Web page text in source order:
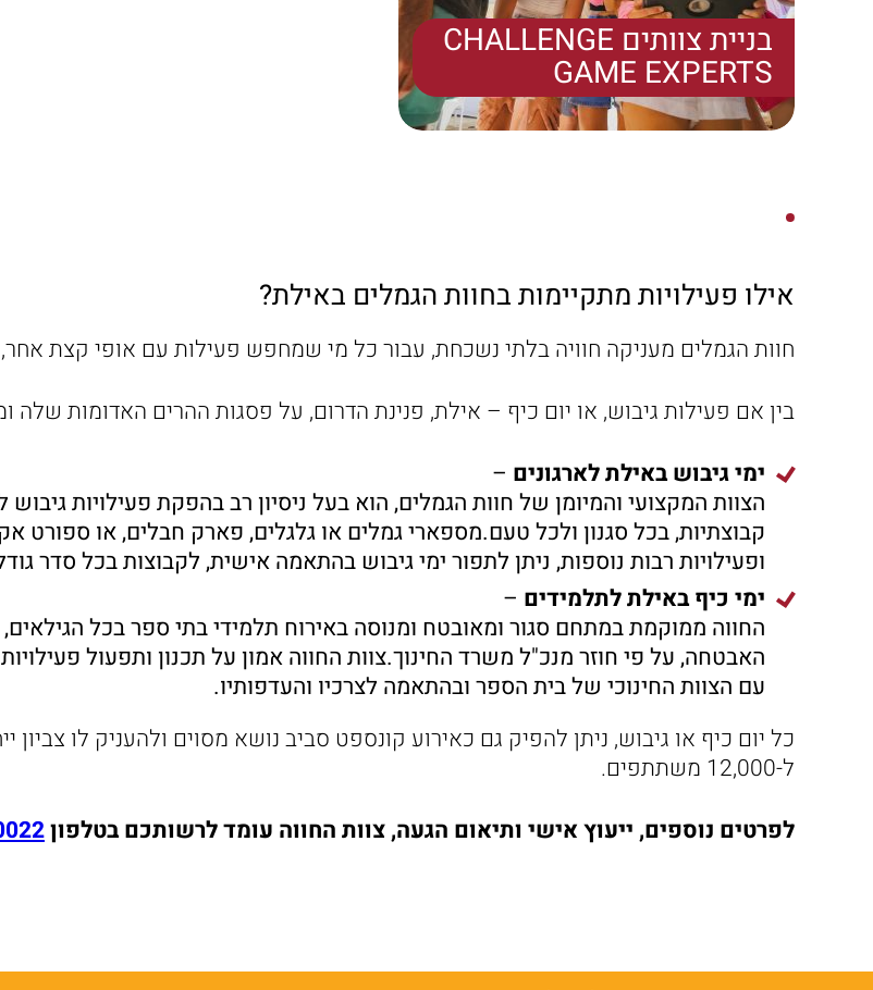
בניית צוותים CHALLENGE
GAME EXPERTS
אילו פעילויות מתקיימות בחוות הגמלים באילת?
חוות הגמלים מעניקה חוויה בלתי נשכחת, עבור כל מי שמחפש פעילות עם אופי קצת
בין אם פעילות גיבוש, או יום כיף – אילת, פנינת הדרום, על פסגות ההרים האדומות
ימי גיבוש באילת לארגונים –
קבוצתיות, בכל סגנון ולכל טעם.מספארי גמלים או גלגלים, פארק חבלים, או ספורט
ופעילויות רבות נוספות, ניתן לתפור ימי גיבוש בהתאמה אישית, לקבוצות בכל סדר
ימי כיף באילת לתלמידים –
החווה ממוקמת במתחם סגור ומאובטח ומנוסה באירוח תלמידי בתי ספר בכל
האבטחה, על פי חוזר מנכ"ל משרד החינוך.צוות החווה אמון על תכנון ותפעול
עם הצוות החינוכי של בית הספר ובהתאמה לצרכיו והעדפותיו.
ל-12,000 משתתפים.
לפרטים נוספים, ייעוץ אישי ותיאום הגעה, צוות החווה עומד לרשותכם בטלפון